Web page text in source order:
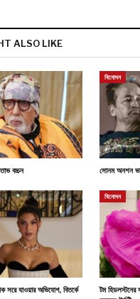
ALSO LIKE
বচ্চন
বিনোদন
সোনম অনশন
সরে যাওয়ার অভিযোগ, বিতর্কে
বিনোদন
টম হিডলস্টনের